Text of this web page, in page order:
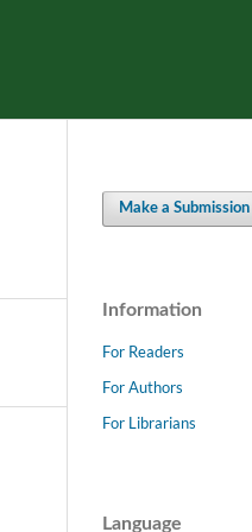
Make a Submission
Information
For Readers
For Authors
For Librarians
Language